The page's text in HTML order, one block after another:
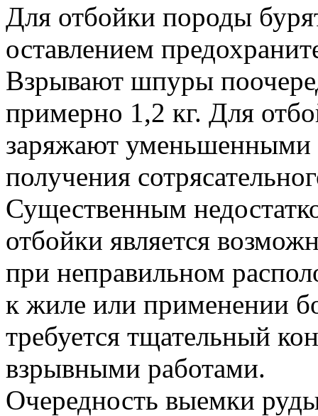
Для отбойки породы
оставлением
Взрывают шпуры
примерно 1,2 кг. Для
заряжают уменьшенными
получения
Существенным
отбойки является
при неправильном
к жиле или применении
требуется тщательный
взрывными работами.
Очередность выемки